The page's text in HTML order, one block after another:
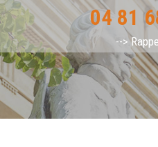
04 81
-->